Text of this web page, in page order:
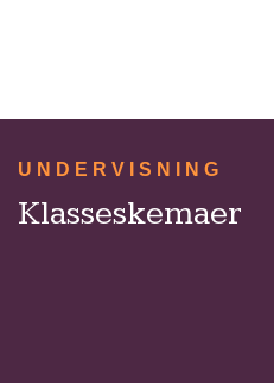
UNDERVISNING
Klasseskemaer